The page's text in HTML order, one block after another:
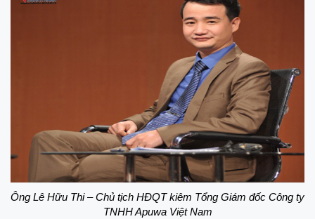
Ông Lê Hữu Thi – Chủ tịch HĐQT kiêm Tổng Giám đốc Công ty
TNHH Apuwa Việt Nam